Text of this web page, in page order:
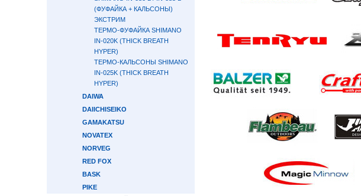
(ФУФАЙКА + КАЛЬСОНЫ)
ЭКСТРИМ
ТЕРМО-ФУФАЙКА SHIMANO
IN-020K (THICK BREATH
HYPER)
ТЕРМО-КАЛЬСОНЫ SHIMANO
IN-025K (THICK BREATH
HYPER)
DAIWA
DAIICHISEIKO
GAMAKATSU
NOVATEX
NORVEG
RED FOX
BASK
PIKE